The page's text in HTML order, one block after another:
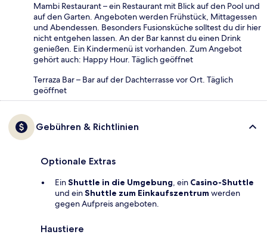
Mambi Restaurant – ein Restaurant mit Blick auf den Pool und
auf den Garten. Angeboten werden Frühstück, Mittagessen
und Abendessen. Besonders Fusionsküche solltest du dir hier
nicht entgehen lassen. An der Bar kannst du einen Drink
genießen. Ein Kindermenü ist vorhanden. Zum Angebot
gehört auch: Happy Hour. Täglich geöffnet
Terraza Bar – Bar auf der Dachterrasse vor Ort. Täglich
geöffnet
Gebühren & Richtlinien
Optionale Extras
EinShuttle in die Umgebung, ein Casino-Shuttle
und einShuttle zum Einkaufszentrum werden
gegen Aufpreis angeboten.
Haustiere